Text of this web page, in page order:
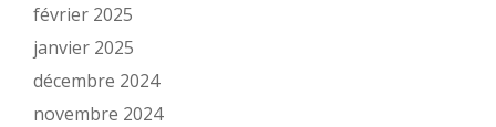
février 2025
janvier 2025
décembre 2024
novembre 2024